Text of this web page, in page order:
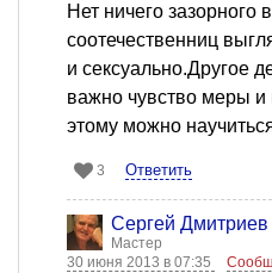
Нет ничего
соотечественниц
и сексуально.Другое
важно чувство меры и
этому можно
3 Ответить
Сергей Дмитриев
Мастер
30 июня 2013 в 07:35